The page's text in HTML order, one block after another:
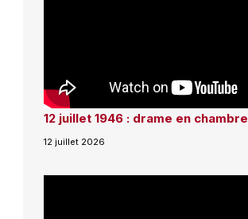
12 juillet 1946 : drame en chambre
12 juillet 2026